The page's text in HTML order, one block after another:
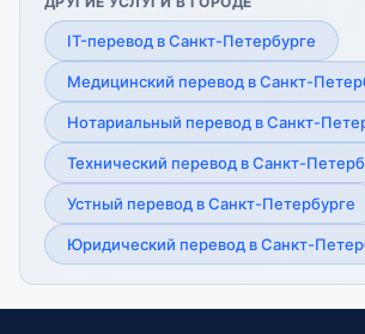
IT-перевод в Санкт-Петербурге
Медицинский перевод в Санкт-
Нотариальный перевод в Санкт-
Технический перевод в Санкт-
Устный перевод в Санкт-Петербурге
Юридический перевод в Санкт-